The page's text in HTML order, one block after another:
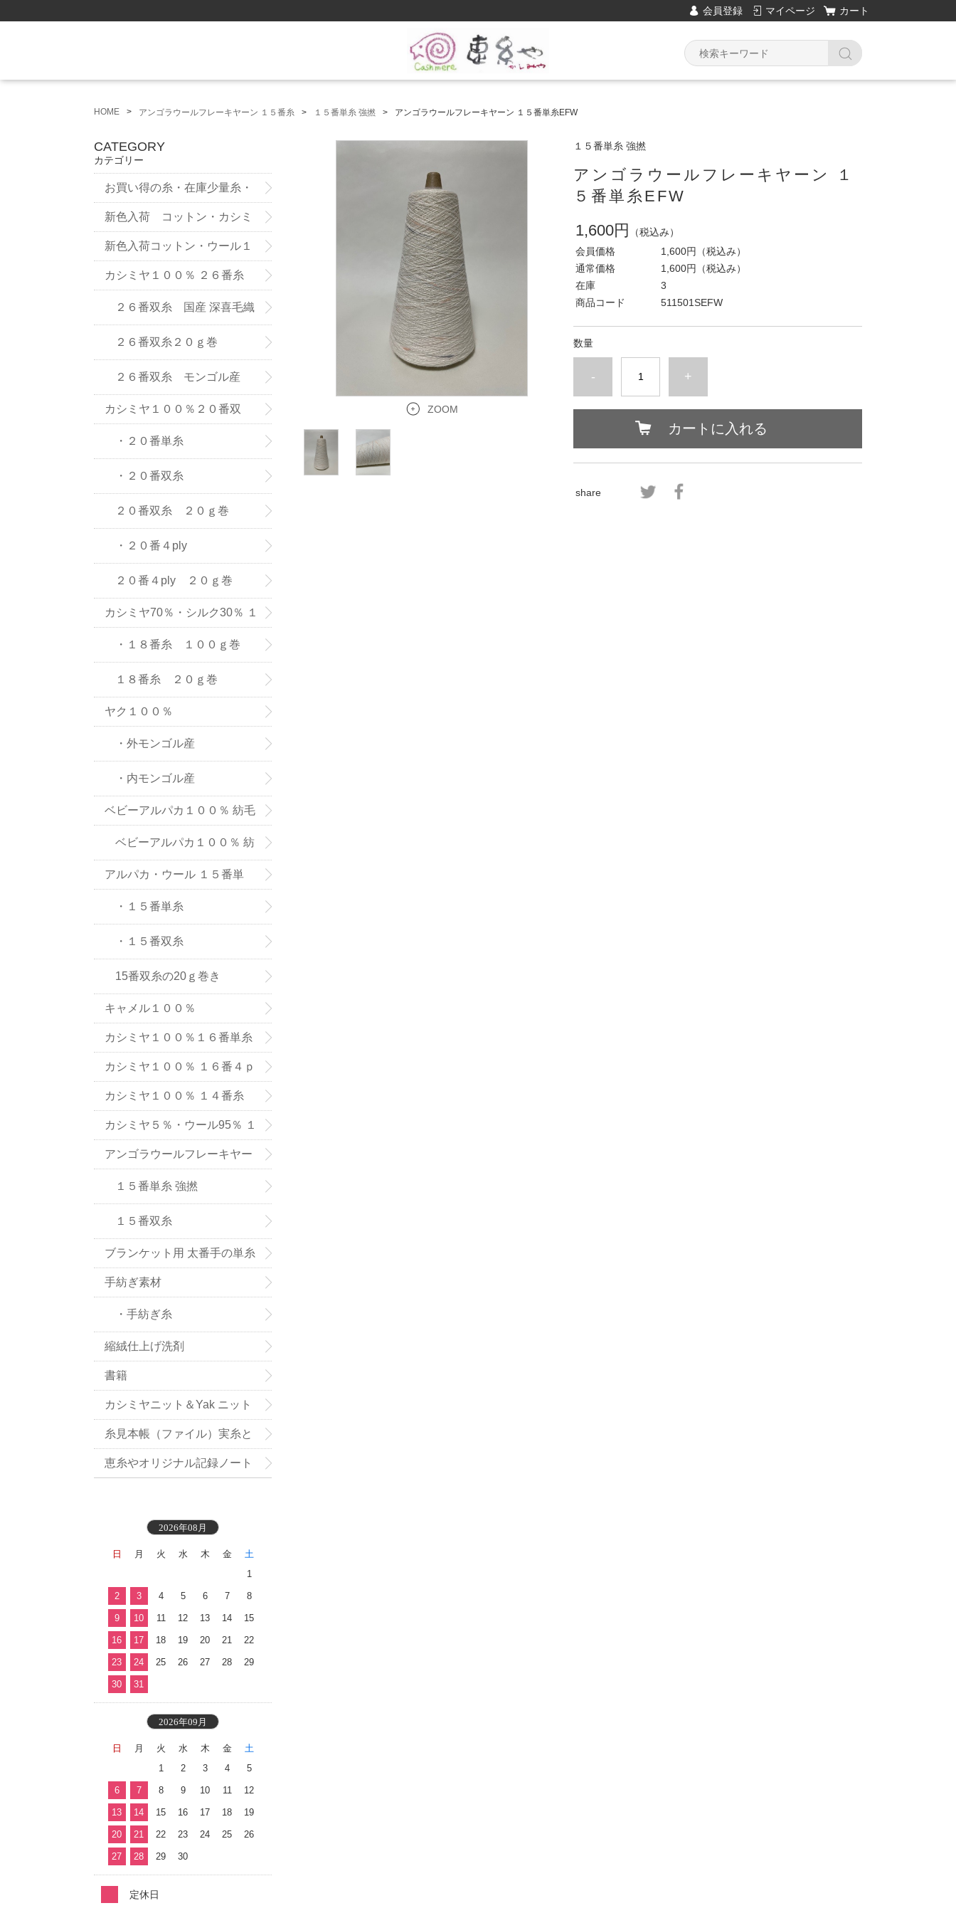
会員登録 マイページ カート
HOME アンゴラウールフレーキヤーン １５番糸 １５番単糸 強撚 アンゴラウールフレーキヤーン １５番単糸EFW
ZOOM
１５番単糸 強撚
アンゴラウールフレーキヤーン １
５番単糸EFW
1,600円
（税込み）
会員価格
1,600円
（税込み）
通常価格
1,600円
（税込み）
在庫
3
商品コード
511501SEFW
数量
- +
カートに入れる
share
CATEGORY
カテゴリー
お買い得の糸・在庫少量糸・
試作品
新色入荷 コットン・カシミ
ヤ ７５番糸3ply
新色入荷コットン・ウール１
２番双糸
カシミヤ１００％ ２６番糸
２６番双糸 国産 深喜毛織
(株) の紡績糸
２６番双糸２０ｇ巻
２６番双糸 モンゴル産
カシミヤ１００％２０番双
糸・単糸
・２０番単糸
・２０番双糸
２０番双糸 ２０ｇ巻
・２０番４ply
２０番４ply ２０ｇ巻
カシミヤ70％・シルク30％ １
８番糸
・１８番糸 １００ｇ巻
１８番糸 ２０ｇ巻
ヤク１００％
・外モンゴル産
・内モンゴル産
ベビーアルパカ１００％ 紡毛
ベビーアルパカ１００％ 紡
毛糸-２０ｇ巻き
アルパカ・ウール １５番単
糸、双糸
・１５番単糸
・１５番双糸
15番双糸の20ｇ巻き
キャメル１００％
カシミヤ１００％１６番単糸
（手織り用） ６色
カシミヤ１００％ １６番４ｐ
ｌｙ手編み用（中細タイプ）
カシミヤ１００％ １４番糸
（在庫限りで販売終了）
カシミヤ５％・ウール95％ １
６番単糸
アンゴラウールフレーキヤー
ン １５番糸
１５番単糸 強撚
１５番双糸
ブランケット用 太番手の単糸
手紡ぎ素材
・手紡ぎ糸
縮絨仕上げ洗剤
書籍
カシミヤニット＆Yak ニット
小物お買い得
糸見本帳（ファイル）実糸と
織地見本付き
恵糸やオリジナル記録ノート
2026年08月
日 月 火 水 木 金
土
1
2 3 4 5 6 7 8
9 10 11 12 13 14 15
16 17 18 19 20 21 22
23 24 25 26 27 28 29
30 31
2026年09月
日 月 火 水 木 金
土
1
2 3 4 5
6 7 8 9 10 11 12
13 14 15 16 17 18 19
20 21 22 23 24 25 26
27 28 29 30
定休日